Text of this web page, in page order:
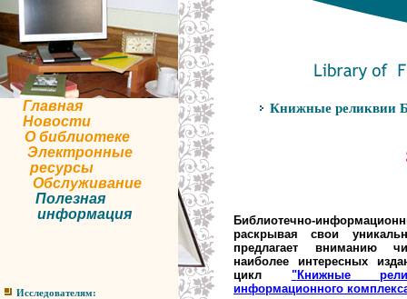
Главная
Новости
О библиотеке
Электронные
ресурсы
Обслуживание
Полезная
информация
Исследователям:
Книжные реликвии
Библиотечно-
раскрывая свои
предлагает вниманию
наиболее интересных
цикл "Книжные
информационного